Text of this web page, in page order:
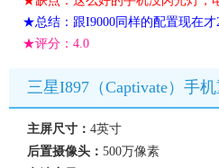
★总结：跟I9000同样的配置现在
★评分： 4.0
三星I897（Captivate）手
主屏尺寸： 4英寸
后置摄像头： 500万像素